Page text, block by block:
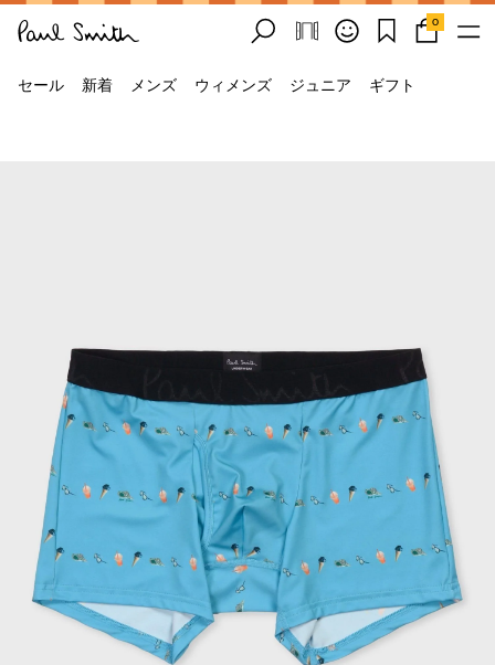
0
セール 新着 メンズ ウィメンズ ジュニア ギフト